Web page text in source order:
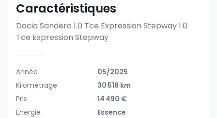
Caractéristiques
Dacia Sandero 1.0 Tce Expression Stepway1.0
Tce Expression Stepway
Année
05/2025
Kilométrage
30 518 km
Prix
14 490 €
Énergie
Essence